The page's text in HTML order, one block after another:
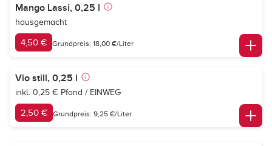
Mango Lassi, 0,25 l
hausgemacht
4,50 € Grundpreis: 18,00 €/Liter
Vio still, 0,25 l
inkl. 0,25 € Pfand / EINWEG
2,50 € Grundpreis: 9,25 €/Liter